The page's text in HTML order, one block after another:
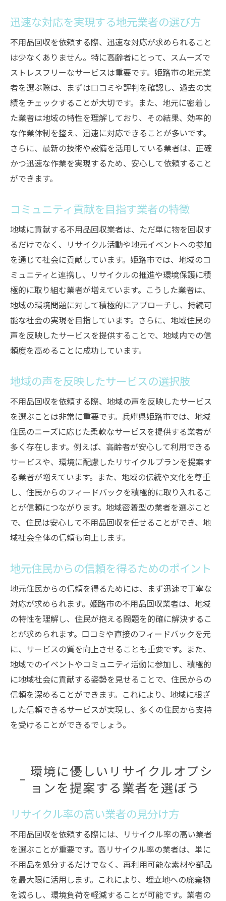
迅速な対応を実現する地元業者の選び方
不用品回収を依頼する際、迅速な対応が求められること
は少なくありません。特に高齢者にとって、スムーズで
ストレスフリーなサービスは重要です。姫路市の地元業
者を選ぶ際は、まずは口コミや評判を確認し、過去の実
績をチェックすることが大切です。また、地元に密着し
た業者は地域の特性を理解しており、その結果、効率的
な作業体制を整え、迅速に対応できることが多いです。
さらに、最新の技術や設備を活用している業者は、正確
かつ迅速な作業を実現するため、安心して依頼すること
ができます。
コミュニティ貢献を目指す業者の特徴
地域に貢献する不用品回収業者は、ただ単に物を回収す
るだけでなく、リサイクル活動や地元イベントへの参加
を通じて社会に貢献しています。姫路市では、地域のコ
ミュニティと連携し、リサイクルの推進や環境保護に積
極的に取り組む業者が増えています。こうした業者は、
地域の環境問題に対して積極的にアプローチし、持続可
能な社会の実現を目指しています。さらに、地域住民の
声を反映したサービスを提供することで、地域内での信
頼度を高めることに成功しています。
地域の声を反映したサービスの選択肢
不用品回収を依頼する際、地域の声を反映したサービス
を選ぶことは非常に重要です。兵庫県姫路市では、地域
住民のニーズに応じた柔軟なサービスを提供する業者が
多く存在します。例えば、高齢者が安心して利用できる
サービスや、環境に配慮したリサイクルプランを提案す
る業者が増えています。また、地域の伝統や文化を尊重
し、住民からのフィードバックを積極的に取り入れるこ
とが信頼につながります。地域密着型の業者を選ぶこと
で、住民は安心して不用品回収を任せることができ、地
域社会全体の信頼も向上します。
地元住民からの信頼を得るためのポイント
地元住民からの信頼を得るためには、まず迅速で丁寧な
対応が求められます。姫路市の不用品回収業者は、地域
の特性を理解し、住民が抱える問題を的確に解決するこ
とが求められます。口コミや直接のフィードバックを元
に、サービスの質を向上させることも重要です。また、
地域でのイベントやコミュニティ活動に参加し、積極的
に地域社会に貢献する姿勢を見せることで、住民からの
信頼を深めることができます。これにより、地域に根ざ
した信頼できるサービスが実現し、多くの住民から支持
を受けることができるでしょう。
環境に優しいリサイクルオプシ
ョンを提案する業者を選ぼう
リサイクル率の高い業者の見分け方
不用品回収を依頼する際には、リサイクル率の高い業者
を選ぶことが重要です。高リサイクル率の業者は、単に
不用品を処分するだけでなく、再利用可能な素材や部品
を最大限に活用します。これにより、埋立地への廃棄物
を減らし、環境負荷を軽減することが可能です。業者の